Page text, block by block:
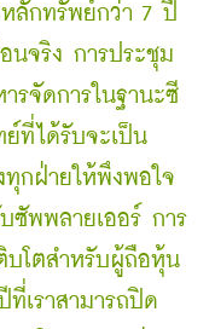
ลักทรัพย์กว่า 7 ปี
นจริง การประชุม
รจัดการในฐานะซี
ย์ที่ได้รับจะเป็น
ทุกฝ่ายให้พึงพอใจ
ซัพพลายเออร์ การ
บโตสำหรับผู้ถือหุ้น
เราสามารถปิด